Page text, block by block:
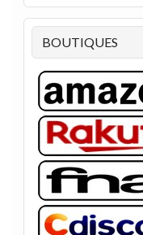
BOUTIQUES